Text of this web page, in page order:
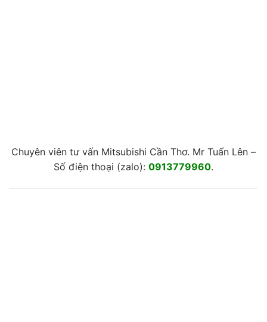
Chuyên viên tư vấn Mitsubishi Cần Thơ. Mr Tuấn Lên –
Số điện thoại (zalo): 0913779960.